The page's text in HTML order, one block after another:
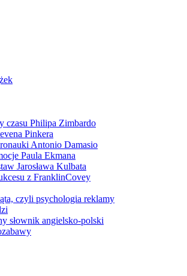
czasu Philipa Zimbardo
Pinkera
Antonio Damasio
Paula Ekmana
Jarosława Kulbata
z FranklinCovey
czyli psychologia reklamy
słownik angielsko-polski